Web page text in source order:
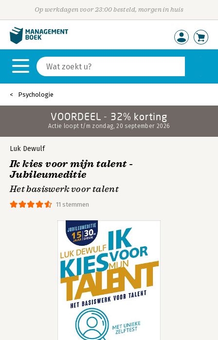
Op werkdagen voor 23:00 besteld, morgen in huis
Psychologie
VOORDEEL - 32% korting
Actie loopt t/m zondag, 20 september 2026
11 stemmen
Luk Dewulf
Ik kies voor mijn talent -
Jubileumeditie
Het basiswerk voor talent